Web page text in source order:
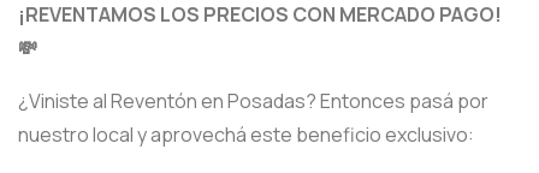
¡REVENTAMOS LOS PRECIOS CON MERCADO PAGO!
💸
¿Viniste al Reventón en Posadas? Entonces pasá por
nuestro local y aprovechá este beneficio exclusivo: